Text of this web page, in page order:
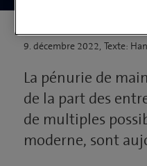
Publié
9. décembre 2022 Texte:
La pénurie de
de la part des
de multiples
moderne, sont